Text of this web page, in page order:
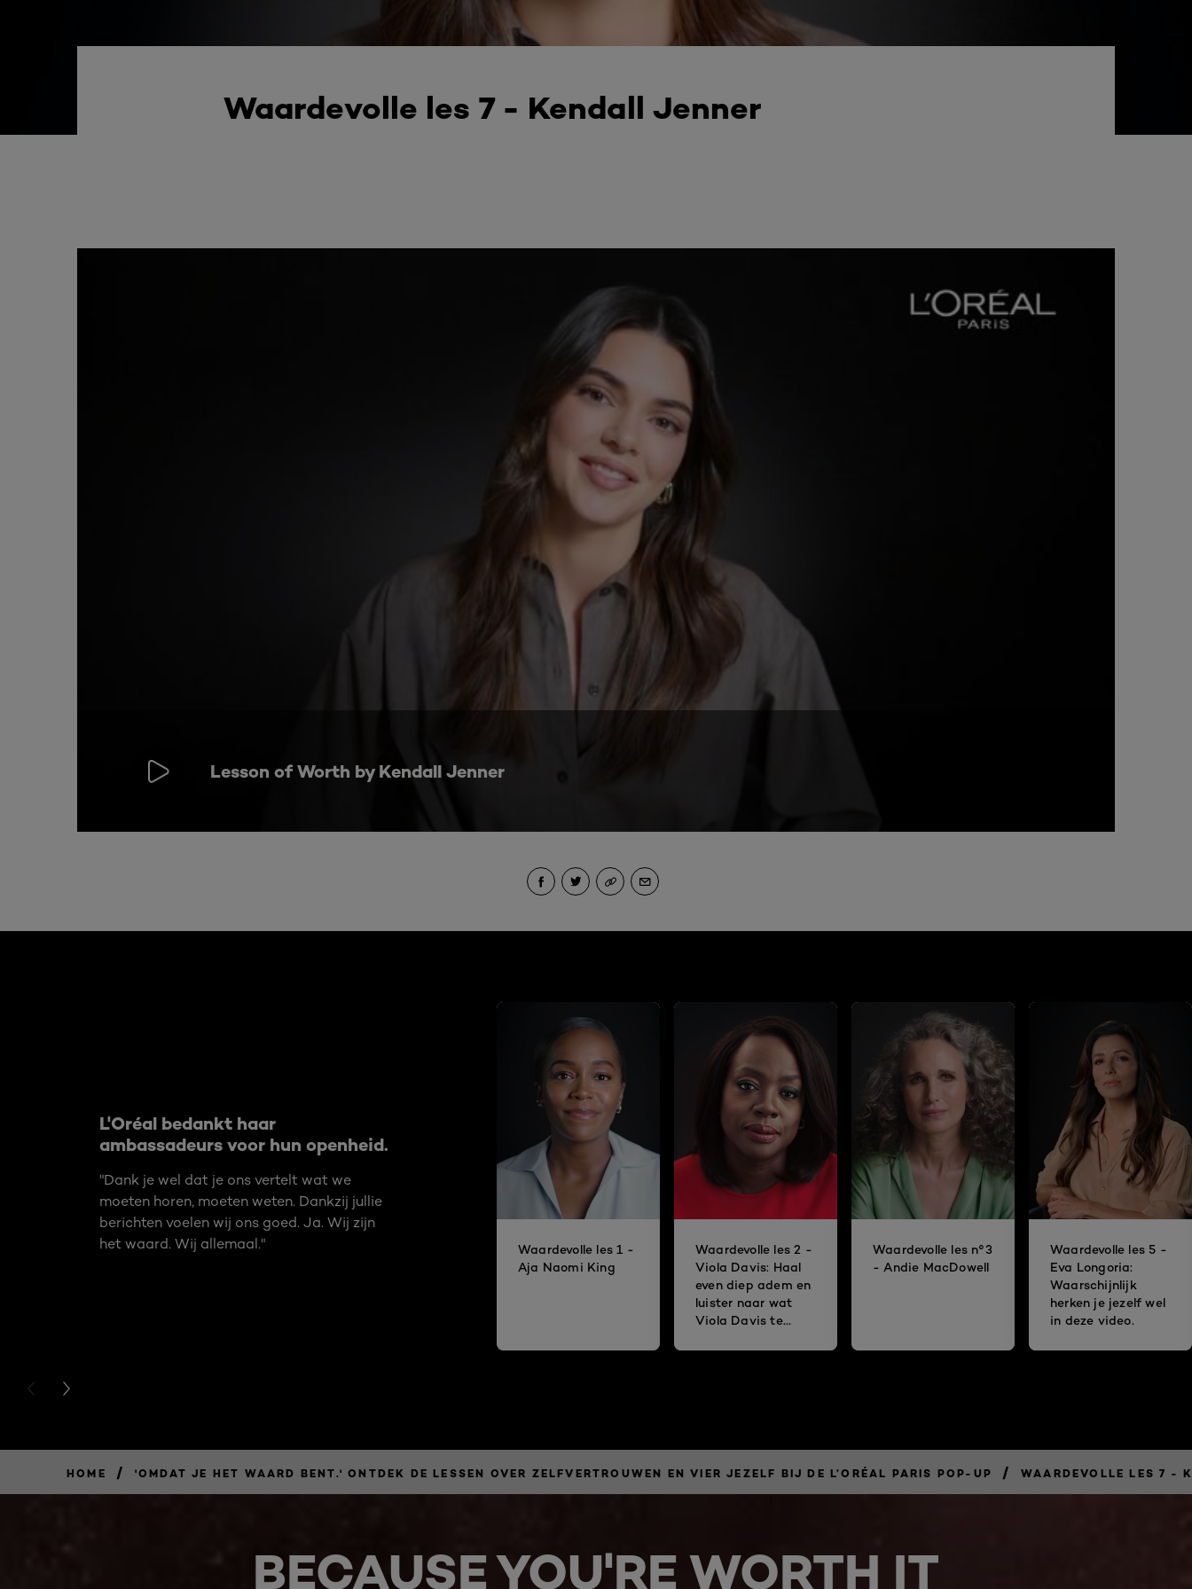
Waardevolle les 7 - Kendall Jenner
Lesson of Worth by Kendall Jenner
L'Oréal bedankt haar
ambassadeurs voor hun openheid.
"Dank je wel dat je ons vertelt wat we
moeten horen, moeten weten. Dankzij jullie
berichten voelen wij ons goed. Ja. Wij zijn
het waard. Wij allemaal."
Waardevolle les 1 -
Aja Naomi King
Waardevolle les 2 -
Viola Davis: Haal
even diep adem en
luister naar wat
Viola Davis te
Waardevolle les n°3
- Andie MacDowell
Waardevolle les 5 -
Eva Longoria:
Waarschijnlijk
herken je jezelf wel
in deze video.
PREVIOUS CARD
NEXT CARD
HOME / 'OMDAT JE HET WAARD BENT.' ONTDEK DE LESSEN OVER ZELFVERTROUWEN EN VIER JEZELF BIJ DE L’ORÉAL PARIS POP-UP / WAARDEVOLLE LES 7 -
BECAUSE YOU'RE WORTH IT